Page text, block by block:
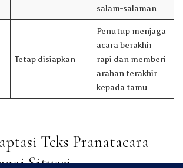
salam-salaman
Tetap disiapkan
Penutup menjaga
acara berakhir
rapi dan memberi
arahan terakhir
kepada tamu
Teks Pranatacara
Situasi